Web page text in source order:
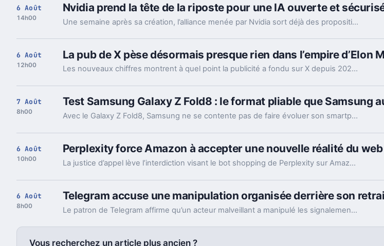
6 Août
14h00
Nvidia prend la tête de la riposte pour une IA ouverte et
Une semaine après sa création, l’alliance menée par Nvidia sort déjà des propositions concrètes pour sécuriser l’IA ouverte. Et ce timing compte.
6 Août
12h00
La pub de X pèse désormais presque rien dans l’empire d’Elon
Les nouveaux chiffres montrent à quel point la publicité a fondu sur X depuis 2022. Et même en légère hausse sur un trimestre, elle pèse peu dans l’ensemble.
7 Août
8h00
Test Samsung Galaxy Z Fold8 : le format pliable que Samsung
Avec le Galaxy Z Fold8, Samsung ne se contente pas de faire évoluer son smartphone pliable : il change complètement sa philosophie avec un appareil plus court, plus large et étonnamment compact. Un choix qui fonctionne particulièrement bien au quotidien, même si les concessions faites sur la photo et l’autonomie sont difficiles à ignorer sur un smartphone vendu à partir de 1 999 euros.
6 Août
10h00
Perplexity force Amazon à accepter une nouvelle réalité du web
La justice d’appel lève l’interdiction visant le bot shopping de Perplexity sur Amazon. Une victoire nette, mais loin d’être la fin du match.
6 Août
8h00
Telegram accuse une manipulation organisée derrière son
Le patron de Telegram affirme qu’un acteur malveillant a manipulé les signalements pour faire retirer l’app par Apple. Un précédent qui inquiète vraiment.
Vous recherchez un article plus ancien ?